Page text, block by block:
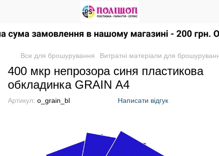
Все для брошурування Витратні матеріали для
400 мкр непрозора синя пластикова
обкладинка GRAIN А4
Артикул: o_grain_bl Написати відгук